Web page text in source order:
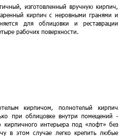
изготовленный вручную кирпич,
кирпич с неровными гранями и
для облицовки и реставрации
рабочих поверхности.
кирпичом, полнотелый кирпич
при облицовке внутри помещений -
кирпичного интерьера под «лофт» без
в этом случае легко крепить любые